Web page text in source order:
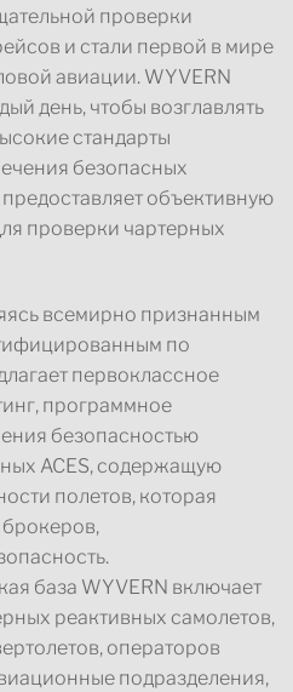
проверки
и стали первой в мире
авиации. WYVERN
день, чтобы возглавлять
стандарты
безопасных
объективную
проверки чартерных
всемирно признанным
по
первоклассное
программное
безопасностью
ACES, содержащую
полетов, которая
брокеров,
база WYVERN включает
реактивных самолетов,
операторов
подразделения,